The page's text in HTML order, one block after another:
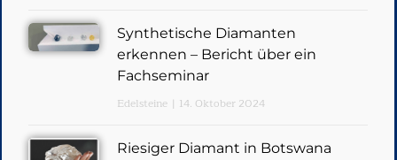
Synthetische Diamanten
erkennen – Bericht über ein
Fachseminar
Edelsteine 14. Oktober 2024
Riesiger Diamant in Botswana